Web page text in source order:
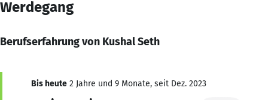
Werdegang
Berufserfahrung von Kushal Seth
Bis heute 2 Jahre und 9 Monate, seit Dez. 2023